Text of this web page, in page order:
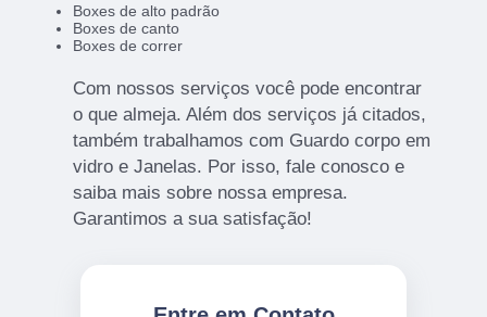
Boxes de alto padrão
Boxes de canto
Boxes de correr
Com nossos serviços você pode encontrar
o que almeja. Além dos serviços já citados,
também trabalhamos com Guardo corpo em
vidro e Janelas. Por isso, fale conosco e
saiba mais sobre nossa empresa.
Garantimos a sua satisfação!